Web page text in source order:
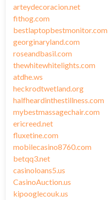
arteydecoracion.net
fithog.com
bestlaptopbestmonitor.com
georginaryland.com
roseandbasil.com
thewhitewhitelights.com
atdhe.ws
heckrodtwetland.org
halfheardinthestillness.com
mybestmassagechair.com
ericreed.net
fluxetine.com
mobilecasino8760.com
betqq3.net
casinoloans5.us
CasinoAuction.us
kipooglecouk.us